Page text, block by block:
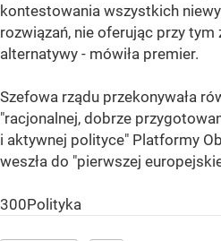
kontestowania wszystkich
rozwiązań, nie oferując przy tym
alternatywy - mówiła premier.
Szefowa rządu przekonywała
"racjonalnej, dobrze
i aktywnej polityce" Platformy
weszła do "pierwszej
300Polityka